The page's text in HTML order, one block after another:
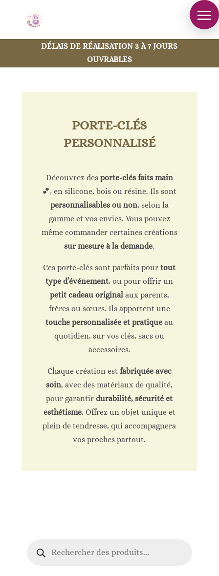
DÉLAIS DE RÉALISATION 3 À 7 JOURS
OUVRABLES
PORTE-CLÉS
PERSONNALISÉ
Découvrez des porte-clés faits main
💕, en silicone, bois ou résine. Ils sont
personnalisables ou non, selon la
gamme et vos envies. Vous pouvez
même commander certaines créations
sur mesure à la demande.
Ces porte-clés sont parfaits pourtout
type d’événement, ou pour offrir un
petit cadeau originalaux parents,
frères ou sœurs. Ils apportent une
touche personnalisée et pratique au
quotidien, sur vos clés, sacs ou
accessoires.
Chaque création est fabriquée avec
soin, avec des matériaux de qualité,
pour garantirdurabilité, sécurité et
esthétisme. Offrez un objet unique et
plein de tendresse, qui accompagnera
vos proches partout.
produits